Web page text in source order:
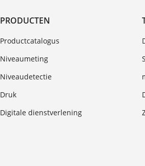
PRODUCTEN
Productcatalogus
Niveaumeting
Niveaudetectie
Druk
Digitale dienstverlening